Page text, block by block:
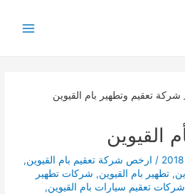
القيوين
/ ارخص شركة تعقيم بام القيوين,
,تطهير بام القيوين, شركات تطهير
شركات تعقيم سيارات بام القيوين,